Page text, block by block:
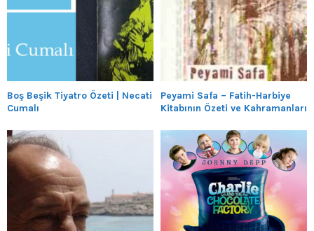
Boş Beşik Tiyatro Özeti | Necati
Cumalı
Peyami Safa – Fatih-Harbiye
Kitabının Özeti ve Kahramanları